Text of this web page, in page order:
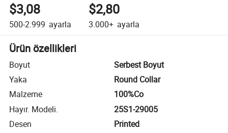
$3,08
500-2.999 ayarla
$2,80
3.000+ ayarla
Ürün özellikleri
Boyut
Serbest Boyut
Yaka
Round Collar
Malzeme
100%Co
Hayır. Modeli.
25S1-29005
Desen
Printed